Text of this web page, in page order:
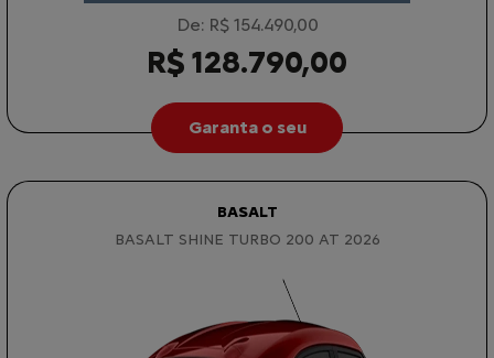
De: R$ 154.490,00
R$ 128.790,00
Garanta o seu
BASALT
BASALT SHINE TURBO 200 AT 2026